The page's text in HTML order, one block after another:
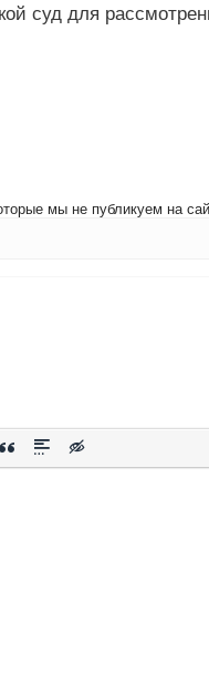
суд для
мы не публикуем на